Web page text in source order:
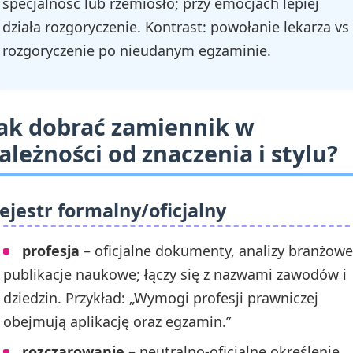
działa rozgoryczenie. Kontrast: powołanie lekarza vs
rozgoryczenie po nieudanym egzaminie.
dobrać zamiennik w
od znaczenia i stylu?
formalny/oficjalny
profesja – oficjalne dokumenty, analizy
publikacje naukowe; łączy się z nazwami zawodów i
dziedzin. Przykład: „Wymogi profesji prawniczej
obejmują aplikację oraz egzamin.”